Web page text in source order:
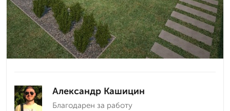
Александр Кашицин
Благодарен за работу